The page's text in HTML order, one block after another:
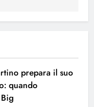
prepara il suo
quando